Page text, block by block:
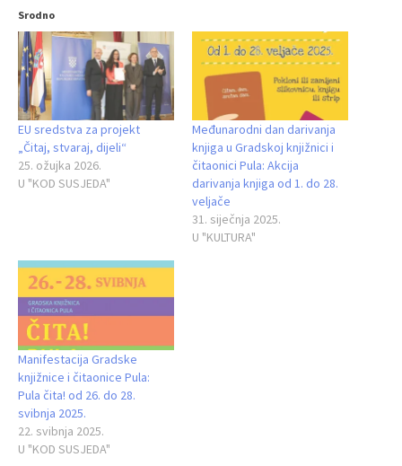
Srodno
EU sredstva za projekt
„Čitaj, stvaraj, dijeli“
25. ožujka 2026.
U "KOD SUSJEDA"
Međunarodni dan darivanja
knjiga u Gradskoj knjižnici i
čitaonici Pula: Akcija
darivanja knjiga od 1. do 28.
veljače
31. siječnja 2025.
U "KULTURA"
Manifestacija Gradske
knjižnice i čitaonice Pula:
Pula čita! od 26. do 28.
svibnja 2025.
22. svibnja 2025.
U "KOD SUSJEDA"